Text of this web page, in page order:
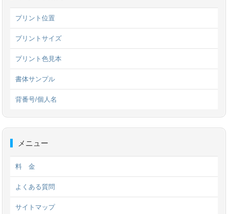
プリント位置
プリントサイズ
プリント色見本
書体サンプル
背番号/個人名
メニュー
料 金
よくある質問
サイトマップ